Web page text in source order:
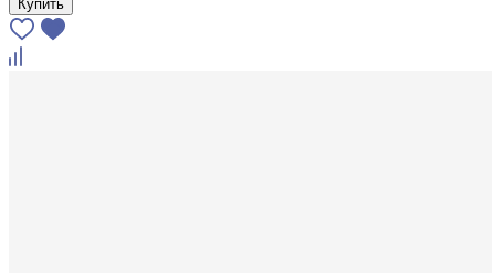
Купить